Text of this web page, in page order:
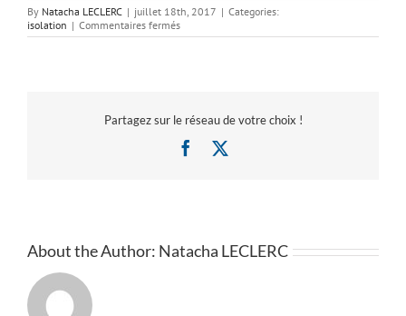
By Natacha LECLERC | juillet 18th, 2017 | Categories:
isolation | Commentaires ferméssur
isolation
Partagez sur le réseau de votre choix !
Facebook
About the Author: Natacha LECLERC